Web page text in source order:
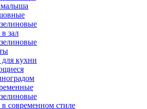
зал
кухни
современном стиле